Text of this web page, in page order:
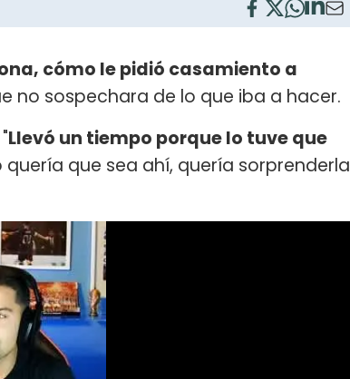
cómo le pidió casamiento a
no sospechara de lo que iba a hacer.
Llevó un tiempo porque lo tuve que
quería que sea ahí, quería sorprenderla